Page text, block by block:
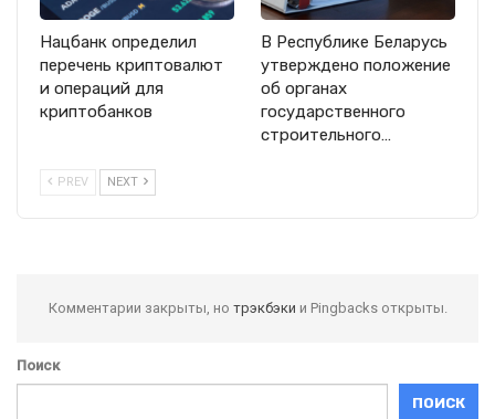
Нацбанк определил
перечень криптовалют
и операций для
криптобанков
В Республике Беларусь
утверждено положение
об органах
государственного
строительного…
PREV NEXT
Комментарии закрыты, но трэкбэки и Pingbacks открыты.
Поиск
ПОИСК